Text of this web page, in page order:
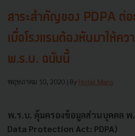
สาระสำคัญของ PDPA ต่อ
เมื่อโรงแรมต้องหันมาให้คว
พ.ร.บ. ฉบับนี้
พฤษภาคม 10, 2020 | By Hotel Mans
พ.ร.บ. คุ้มครองข้อมูลส่วนบุคคล พ
Data Protection Act: PDPA)